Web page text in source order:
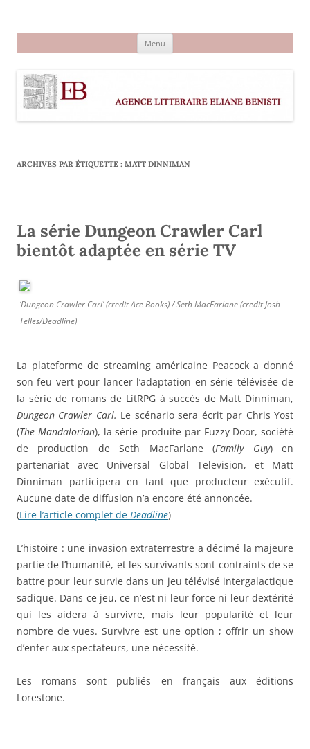
Menu
ARCHIVES PAR ÉTIQUETTE : MATT DINNIMAN
La série Dungeon Crawler Carl
bientôt adaptée en série TV
‘Dungeon Crawler Carl’ (credit Ace Books) / Seth MacFarlane (credit Josh
Telles/Deadline)
La plateforme de streaming américaine Peacock a donné
son feu vert pour lancer l’adaptation en série télévisée de
la série de romans de LitRPG à succès de Matt Dinniman,
Dungeon Crawler Carl. Le scénario sera écrit par Chris Yost
(The Mandalorian), la série produite par Fuzzy Door, société
de production de Seth MacFarlane (Family Guy) en
partenariat avec Universal Global Television, et Matt
Dinniman participera en tant que producteur exécutif.
Aucune date de diffusion n’a encore été annoncée.
(Lire l’article complet de Deadline)
L’histoire : une invasion extraterrestre a décimé la majeure
partie de l’humanité, et les survivants sont contraints de se
battre pour leur survie dans un jeu télévisé intergalactique
sadique. Dans ce jeu, ce n’est ni leur force ni leur dextérité
qui les aidera à survivre, mais leur popularité et leur
nombre de vues. Survivre est une option ; offrir un show
d’enfer aux spectateurs, une nécessité.
Les romans sont publiés en français aux éditions
Lorestone.